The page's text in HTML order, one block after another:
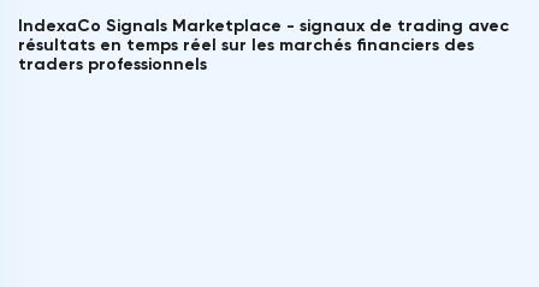
IndexaCo Signals Marketplace - signaux de trading avec
résultats en temps réel sur les marchés financiers des
traders professionnels